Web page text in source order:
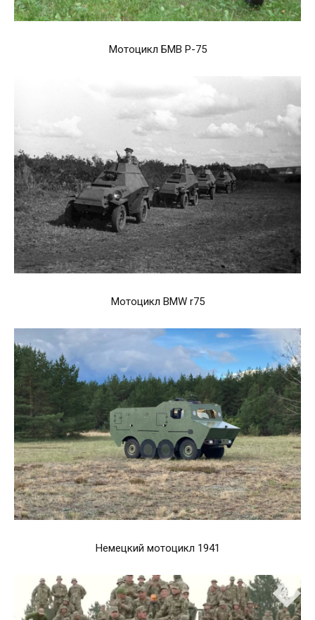
Мотоцикл БМВ Р-75
Мотоцикл BMW r75
Немецкий мотоцикл 1941